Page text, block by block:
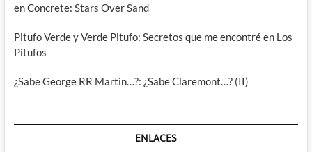
en Concrete: Stars Over Sand
Pitufo Verde y Verde Pitufo: Secretos que me encontré en Los
Pitufos
¿Sabe George RR Martin…?: ¿Sabe Claremont…? (II)
ENLACES